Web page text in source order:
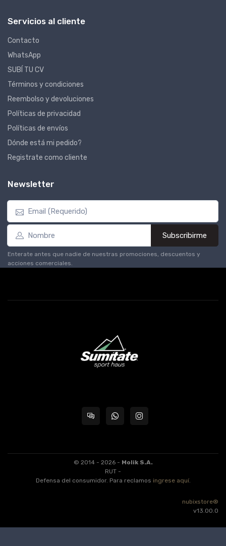
Servicios al cliente
Contacto
WhatsApp
SUBÍ TU CV
Términos y condiciones
Reembolso y devoluciones
Políticas de privacidad
Políticas de envíos
Dónde está mi pedido?
Registrate como cliente
Newsletter
Subscribirme
Enterate antes que nadie de nuestras promociones, descuentos y
acciones comerciales.
© 2014 - 2026 - Molik S.A.
RUT -
Defensa del consumidor. Para reclamos ingrese aquí.
nubixstore®
v13.00.0